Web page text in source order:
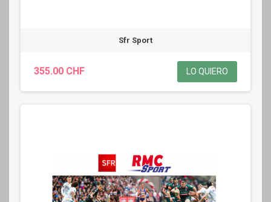
Sfr Sport
355.00 CHF LO QUIERO